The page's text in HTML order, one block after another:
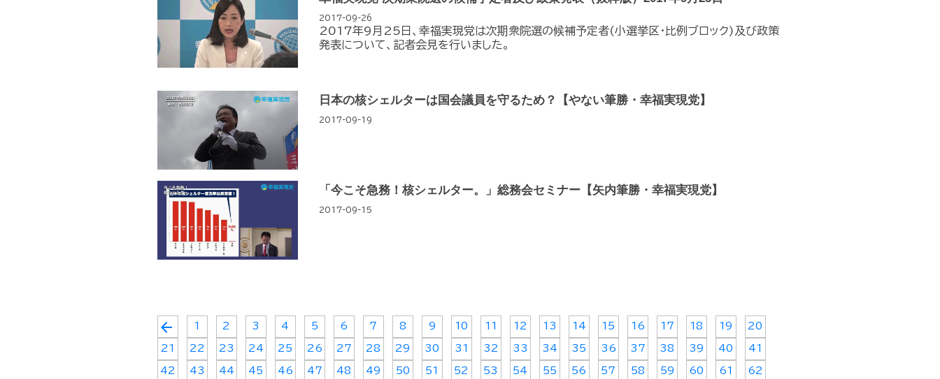
2017-09-26
2017年9月25日、幸福実現党は次期衆院選の候補予定者(小選挙区･比例ブロック)及び政策
発表について、記者会見を行いました。
日本の核シェルターは国会議員を守るため？【やない筆勝・幸福実現党】
2017-09-19
「今こそ急務！核シェルター。」総務会セミナー【矢内筆勝・幸福実現党】
2017-09-15
arrow_back 1 2 3 4 5 6 7 8 9 10 11 12 13 14 15 16 17 18 19 20
21 22 23 24 25 26 27 28 29 30 31 32 33 34 35 36 37 38 39 40 41
42 43 44 45 46 47 48 49 50 51 52 53 54 55 56 57 58 59 60 61 62